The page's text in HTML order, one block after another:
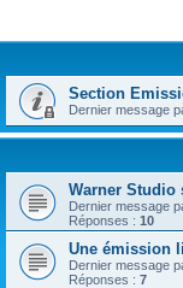
Section
Dernier message
Warner Studio
Dernier message
Réponses : 10
Une émission
Dernier message
Réponses : 7